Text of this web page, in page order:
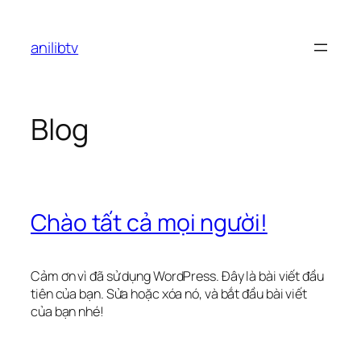
phầnanilibtv
Blog
Chào tất cả mọi người!
Cảm ơn vì đã sử dụng WordPress. Đây là bài viết đầu
tiên của bạn. Sửa hoặc xóa nó, và bắt đầu bài viết
của bạn nhé!